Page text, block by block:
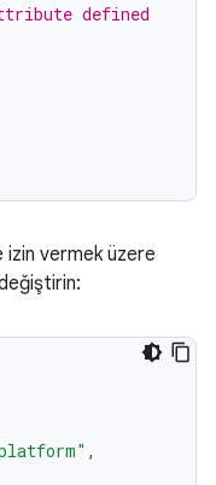
defined
izin vermek üzere
,